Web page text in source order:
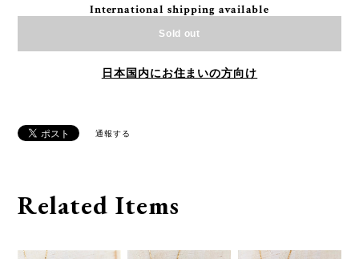
International shipping available
Sold out
日本国内にお住まいの方向け
通報する
Related Items